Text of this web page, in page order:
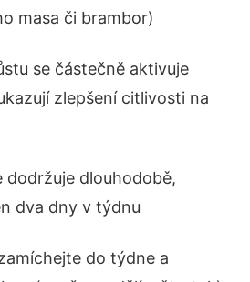
masa či brambor)
se částečně aktivuje
zlepšení citlivosti na
dodržuje dlouhodobě,
dva dny v týdnu
do týdne a